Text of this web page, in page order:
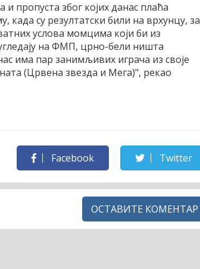
пропуста због којих данас плаћа
када су резултатски били на врхунцу, за
услова момцима који би из
на ФМП, црно-бели ништа
има пар занимљивих играча из своје
(Црвена звезда и Мега)", рекао
Facebook Twitter
ОСТАВИТЕ КОМЕНТАР